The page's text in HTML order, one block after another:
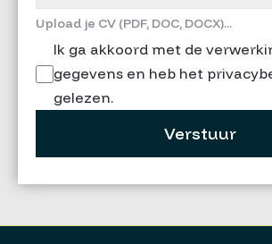
Upload je CV (PDF, DOC, DOCX)...
Ik ga akkoord met de
gegevens en heb het
gelezen.
Verstuur